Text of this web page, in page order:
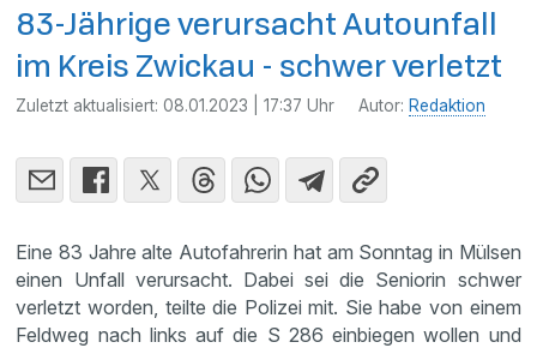
83-Jährige verursacht Autounfall
im Kreis Zwickau - schwer verletzt
Zuletzt aktualisiert:08.01.2023 | 17:37 Uhr Autor: Redaktion
Eine 83 Jahre alte Autofahrerin hat am Sonntag in Mülsen
einen Unfall verursacht. Dabei sei die Seniorin schwer
verletzt worden, teilte die Polizei mit. Sie habe von einem
Feldweg nach links auf die S 286 einbiegen wollen und